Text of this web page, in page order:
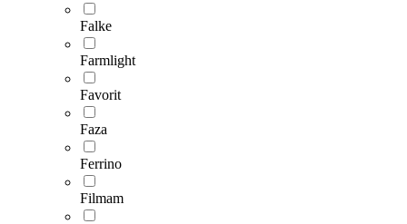
Falke
Farmlight
Favorit
Faza
Ferrino
Filmam